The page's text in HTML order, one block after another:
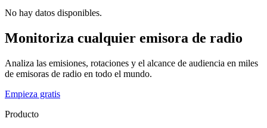
No hay datos disponibles.
Monitoriza cualquier emisora de radio
Analiza las emisiones, rotaciones y el alcance de audiencia en miles
de emisoras de radio en todo el mundo.
Empieza gratis
Producto